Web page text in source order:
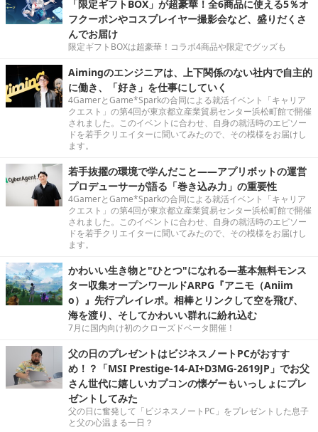
「限定ギフトBOX」が超豪華！全6商品に使える5％オ
フクーポンやコスプレイヤー撮影会など、盛りだくさ
んでお届け
限定ギフトBOXは超豪華！コラボ4商品や限定でグッズも
Aimingのエンジニアは、上下関係のない社内で自主的
に働き、「好き」を仕事にしていく
4GamerとGame*Sparkの合同による就活イベント「キャリア
クエスト」の第4回が東京都立産業貿易センター浜松町館で開催
されました。このイベントに合わせ、自身の就活時のエピソー
ドを若手クリエイターに聞いてみたので、その模様をお届けし
ます。
若手抜擢の環境で学んだこと――アプリボットの運営
プロデューサーが語る「巻き込み力」の重要性
4GamerとGame*Sparkの合同による就活イベント「キャリア
クエスト」の第4回が東京都立産業貿易センター浜松町館で開催
されました。このイベントに合わせ、自身の就活時のエピソー
ドを若手クリエイターに聞いてみたので、その模様をお届けし
ます。
かわいい生き物と"ひとつ"になれる―基本無料モンス
ター収集オープンワールドARPG『アニモ（Aniim
o）』先行プレイレポ。相棒とリンクして空を飛び、
海を渡り、そしてかわいい群れに紛れ込む
7月に国内向け初のクローズドベータ開催！
父の日のプレゼントはビジネスノートPCがおすす
め！？「MSI Prestige-14-AI+D3MG-2619JP」でお父
さん世代に嬉しいカプコンの懐ゲーもいっしょにプレ
ゼントしてみた
父の日に奮発して「ビジネスノートPC」をプレゼントした息子
と父の心温まる一日？